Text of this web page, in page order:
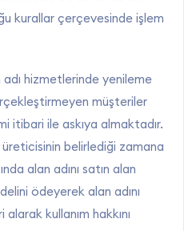
kurallar çerçevesinde işlem
hizmetlerinde yenileme
müşteriler
itibari ile askıya almaktadır.
üreticisinin belirlediği zamana
alan adını satın alan
ödeyerek alan adını
kullanım hakkını